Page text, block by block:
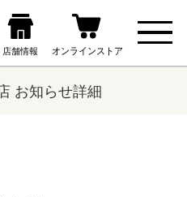
お知らせ詳細